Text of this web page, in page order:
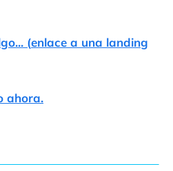
(enlace a una landing
ahora.